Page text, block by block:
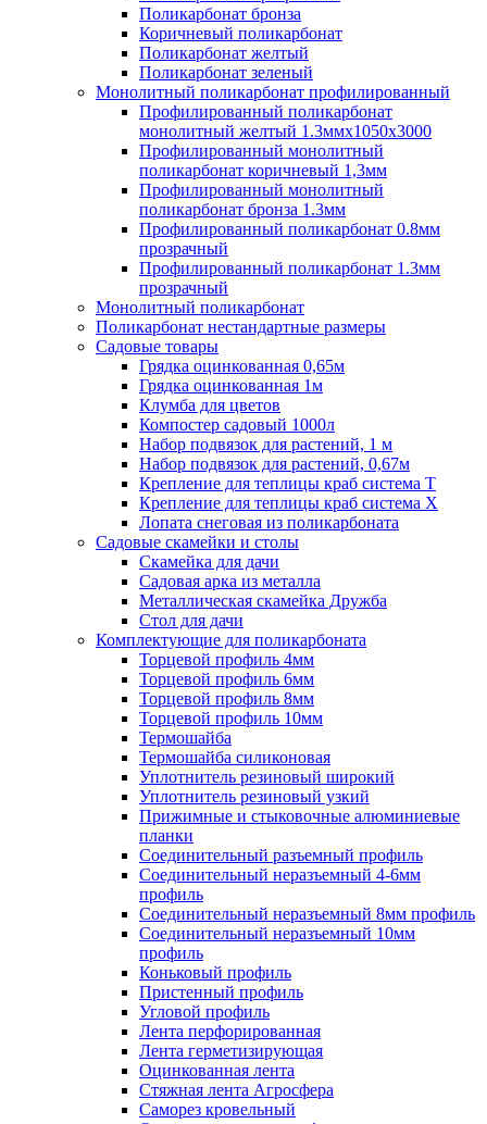
Поликарбонат бронза
Коричневый поликарбонат
Поликарбонат желтый
Поликарбонат зеленый
Монолитный поликарбонат профилированный
Профилированный поликарбонат
монолитный желтый 1.3ммх1050х3000
Профилированный монолитный
поликарбонат коричневый 1,3мм
Профилированный монолитный
поликарбонат бронза 1.3мм
Профилированный поликарбонат 0.8мм
прозрачный
Профилированный поликарбонат 1.3мм
прозрачный
Монолитный поликарбонат
Поликарбонат нестандартные размеры
Садовые товары
Грядка оцинкованная 0,65м
Грядка оцинкованная 1м
Клумба для цветов
Компостер садовый 1000л
Набор подвязок для растений, 1 м
Набор подвязок для растений, 0,67м
Крепление для теплицы краб система Т
Крепление для теплицы краб система Х
Лопата снеговая из поликарбоната
Садовые скамейки и столы
Скамейка для дачи
Садовая арка из металла
Металлическая скамейка Дружба
Стол для дачи
Комплектующие для поликарбоната
Торцевой профиль 4мм
Торцевой профиль 6мм
Торцевой профиль 8мм
Торцевой профиль 10мм
Термошайба
Термошайба силиконовая
Уплотнитель резиновый широкий
Уплотнитель резиновый узкий
Прижимные и стыковочные алюминиевые
планки
Соединительный разъемный профиль
Соединительный неразъемный 4-6мм
профиль
Соединительный неразъемный 8мм профиль
Соединительный неразъемный 10мм
профиль
Коньковый профиль
Пристенный профиль
Угловой профиль
Лента перфорированная
Лента герметизирующая
Оцинкованная лента
Стяжная лента Агросфера
Саморез кровельный